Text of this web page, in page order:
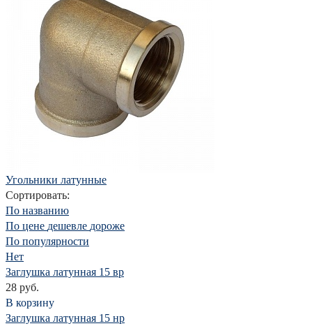
Угольники латунные
Сортировать:
По названию
По цене дешевле дороже
По популярности
Нет
Заглушка латунная 15 вр
28 руб.
В корзину
Заглушка латунная 15 нр